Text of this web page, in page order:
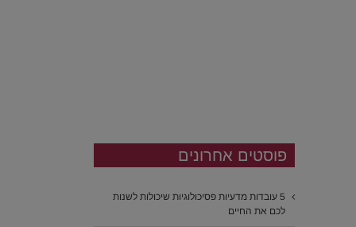
פוסטים אחרונים
5 עובדות מדעיות פסיכולוגיות שיכולות לשנות
לכם את החיים